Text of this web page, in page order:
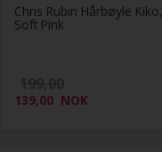
Chris Rubin Hårbøyle Kiko,
Soft Pink
139,00 NOK